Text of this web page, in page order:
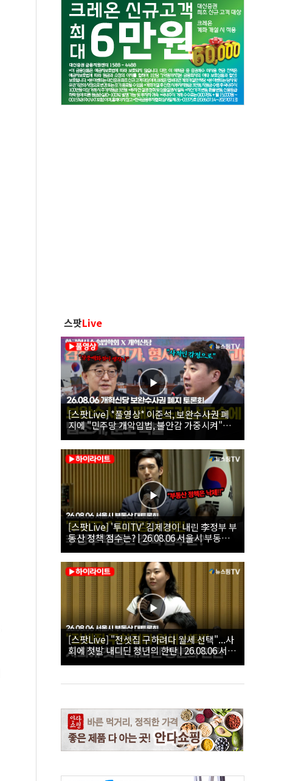
스팟Live
[스팟Live] *풀영상* 이준석, 보완수사권 폐
지에 "민주당 개악입법, 불안감 가중시켜"｜
26.08.06 개혁신당 보완수사권 폐지 토론회
[스팟Live] '투미TV' 김제경이 내린 李정부 부
동산 정책 점수는? | 26.08.06 서울시 부동산
대토론회
[스팟Live] "전셋집 구하려다 월세 선택"...사
회에 첫발 내디딘 청년의 한탄 | 26.08.06 서울
시 부동산 대토론회